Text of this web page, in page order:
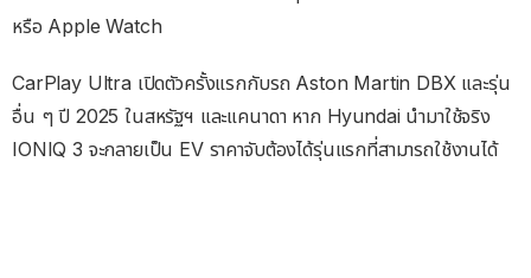
หรือ Apple Watch
CarPlay Ultra เปิดตัวครั้งแรกกับรถ Aston Martin DBX และรุ่น
อื่น ๆ ปี 2025 ในสหรัฐฯ และแคนาดา หาก Hyundai นำมาใช้จริง
IONIQ 3 จะกลายเป็น EV ราคาจับต้องได้รุ่นแรกที่สามารถใช้งานได้